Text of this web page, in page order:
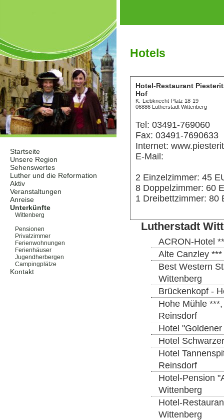
Startseite
Unsere Region
Sehenswertes
Luther und die Reformation
Aktiv
Veranstaltungen
Anreise
Unterkünfte
Wittenberg
Pensionen
Privatzimmer
Ferienwohnungen
Ferienhäuser
Jugendherbergen
Campingplätze
Kontakt
Hotels
Hotel-Restaurant
Hof
K.-Liebknecht-Platz 18-19
06886 Lutherstadt Wittenberg
Tel: 03491-769060
Fax: 03491-7690633
Internet:
E-Mail:
2 Einzelzimmer: 45
8 Doppelzimmer: 60
1 Dreibettzimmer: 80
Lutherstadt
ACRON-Hotel
Alte Canzley
Best Western
Wittenberg
Brückenkopf -
Hohe Mühle
Reinsdorf
Hotel
Hotel
Hotel
Reinsdorf
Hotel-Pension
Wittenberg
Hotel-
Wittenberg